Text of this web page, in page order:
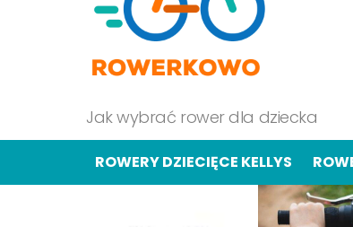
Jak wybrać rower dla dziecka
ROWERY DZIECIĘCE KELLYS